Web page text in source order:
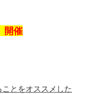
開催
とをオススメした